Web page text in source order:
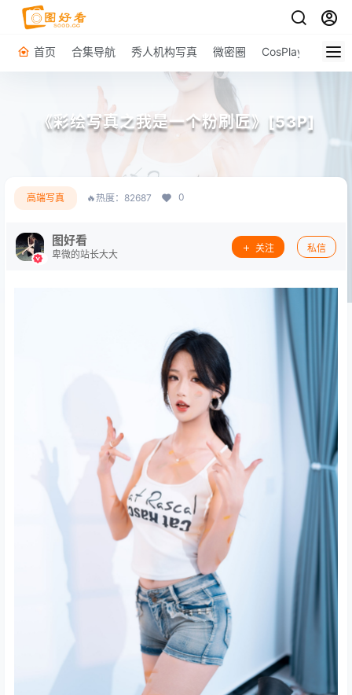
首页 合集导航 秀人机构写真 微密圈 CosPlay 原图
《彩绘写真之我是一个粉刷匠》[53P]
高端写真 🔥热度：82687 0
图好看
卑微的站长大大
关注 私信